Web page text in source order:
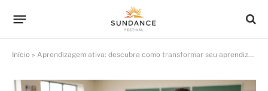
Início » Aprendizagem ativa: descubra como transformar seu aprendizado de forma prática